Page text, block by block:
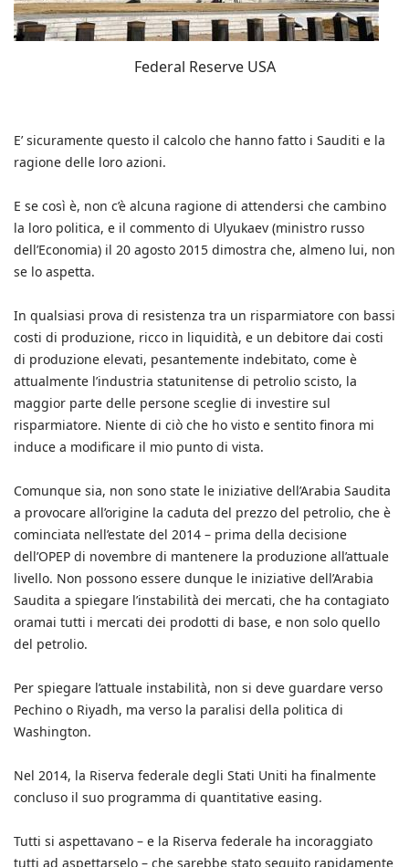
Federal Reserve USA
E’ sicuramente questo il calcolo che hanno fatto i Sauditi e la
ragione delle loro azioni.
E se così è, non c’è alcuna ragione di attendersi che cambino
la loro politica, e il commento di Ulyukaev (ministro russo
dell’Economia) il 20 agosto 2015 dimostra che, almeno lui, non
se lo aspetta.
In qualsiasi prova di resistenza tra un risparmiatore con bassi
costi di produzione, ricco in liquidità, e un debitore dai costi
di produzione elevati, pesantemente indebitato, come è
attualmente l’industria statunitense di petrolio scisto, la
maggior parte delle persone sceglie di investire sul
risparmiatore. Niente di ciò che ho visto e sentito finora mi
induce a modificare il mio punto di vista.
Comunque sia, non sono state le iniziative dell’Arabia Saudita
a provocare all’origine la caduta del prezzo del petrolio, che è
cominciata nell’estate del 2014 – prima della decisione
dell’OPEP di novembre di mantenere la produzione all’attuale
livello. Non possono essere dunque le iniziative dell’Arabia
Saudita a spiegare l’instabilità dei mercati, che ha contagiato
oramai tutti i mercati dei prodotti di base, e non solo quello
del petrolio.
Per spiegare l’attuale instabilità, non si deve guardare verso
Pechino o Riyadh, ma verso la paralisi della politica di
Washington.
Nel 2014, la Riserva federale degli Stati Uniti ha finalmente
concluso il suo programma di quantitative easing.
Tutti si aspettavano – e la Riserva federale ha incoraggiato
tutti ad aspettarselo – che sarebbe stato seguito rapidamente